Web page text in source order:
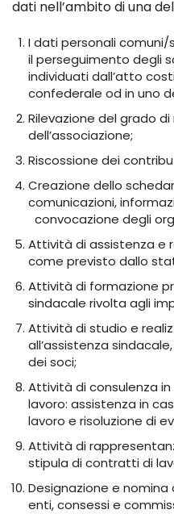
dati nell’ambito di una
I dati personali
il perseguimento degli
individuati dall’atto
confederale od in uno
Rilevazione del grado
dell’associazione;
Riscossione dei
Creazione dello
comunicazioni,
convocazione degli
Attività di assistenza e
come previsto dallo
Attività di formazione
sindacale rivolta agli
Attività di studio e
all’assistenza
dei soci;
Attività di consulenza
lavoro: assistenza in
lavoro e risoluzione di
Attività di
stipula di contratti di
Designazione e
enti, consessi e